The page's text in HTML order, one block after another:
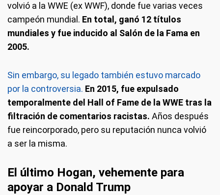
volvió a la WWE (ex WWF), donde fue varias veces
campeón mundial. En total, ganó 12 títulos
mundiales y fue inducido al Salón de la Fama en
2005.
Sin embargo, su legado también estuvo marcado
por la controversia. En 2015, fue expulsado
temporalmente del Hall of Fame de la WWE tras la
filtración de comentarios racistas. Años después
fue reincorporado, pero su reputación nunca volvió
a ser la misma.
El último Hogan, vehemente para
apoyar a Donald Trump